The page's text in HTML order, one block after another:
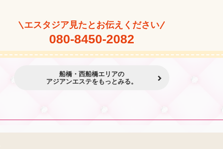
エスタジア見たとお伝えください
080-8450-2082
船橋・西船橋エリアの
アジアンエステをもっとみる。